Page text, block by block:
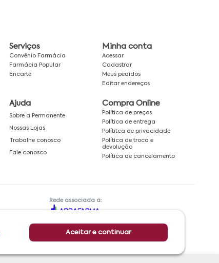
Aceitar e continuar
Serviços
Convênio Farmácia
Farmácia Popular
Encarte
Minha conta
Acessar
Cadastrar
Meus pedidos
Editar endereços
Ajuda
Sobre a Permanente
Nossas Lojas
Trabalhe conosco
Fale conosco
Compra Online
Política de preços
Política de entrega
Polítitca de privacidade
Política de troca e
devolução
Política de cancelamento
Rede associada a: